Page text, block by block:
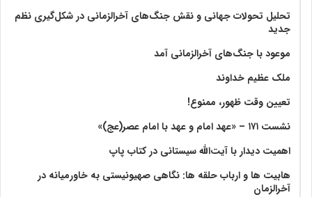
تحلیل تحولات جهانی و نقش جنگ‌های آخرالزمانی در شکل‌گیری نظم
جدید
موعود با جنگ‌های آخرالزمانی آمد
ملک عظیم خداوند
تعیین وقت ظهور، ممنوع!
نشست ۱۷۱ – «عهد امام و عهد با امام عصر(عج)»
اهمیت دیدار با آیت‌الله سیستانی در کتاب پاپ
هابیت ها و ارباب حلقه ها: نگاهی صهیونیستی به خاورمیانه در
آخرالزمان